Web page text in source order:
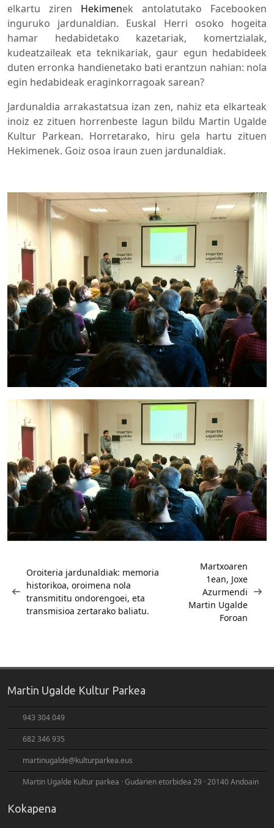
elkartu ziren Hekimenek antolatutako Facebooken
inguruko jardunaldian. Euskal Herri osoko hogeita
hamar hedabidetako kazetariak, komertzialak,
kudeatzaileak eta teknikariak, gaur egun hedabideek
duten erronka handienetako bati erantzun nahian: nola
egin hedabideak eraginkorragoak sarean?
Jardunaldia arrakastatsua izan zen, nahiz eta elkarteak
inoiz ez zituen horrenbeste lagun bildu Martin Ugalde
Kultur Parkean. Horretarako, hiru gela hartu zituen
Hekimenek. Goiz osoa iraun zuen jardunaldiak.
zehar
nabigatu
Oroiteria jardunaldiak: memoria
historikoa, oroimena nola
transmititu ondorengoei, eta
transmisioa zertarako baliatu.
Martxoaren
1ean, Joxe
Azurmendi
Martin Ugalde
Foroan
Martin Ugalde Kultur Parkea
943 304 049
682 346 935
martinugalde@kulturparkea.eus
Martin Ugalde Kultur parkea · Gudarien etorbidea 29 · 20140 Andoain
Kokapena